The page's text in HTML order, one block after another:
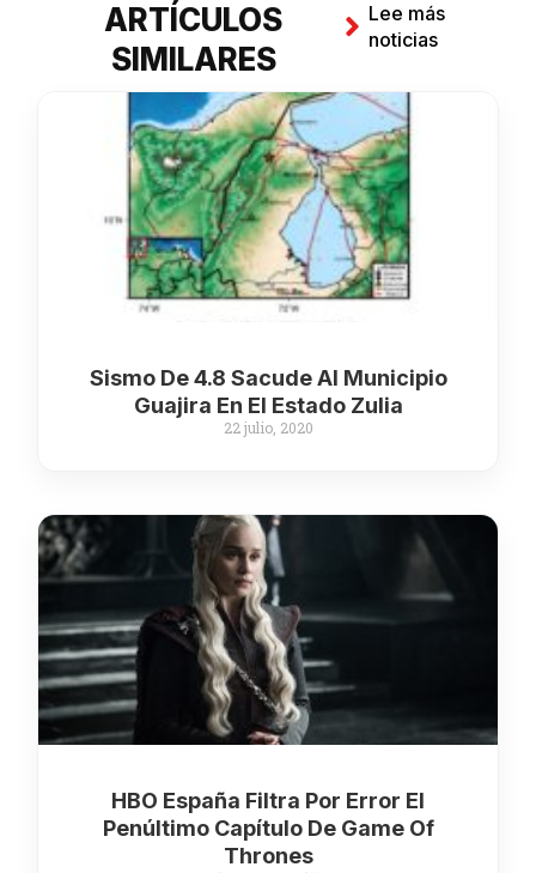
ARTÍCULOS
SIMILARES
Lee más
noticias
Sismo De 4.8 Sacude Al Municipio
Guajira En El Estado Zulia
22 julio, 2020
HBO España Filtra Por Error El
Penúltimo Capítulo De Game Of
Thrones